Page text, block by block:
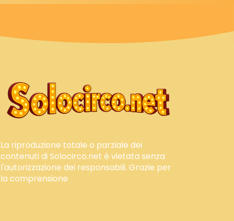
La riproduzione totale o parziale dei
contenuti di Solocirco.net è vietata senza
l'autorizzazione dei responsabili. Grazie per
la comprensione